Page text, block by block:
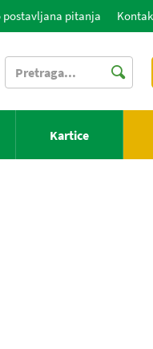
postavljana pitanja
Kartice